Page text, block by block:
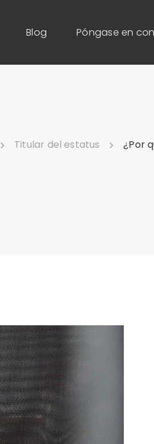
Blog Póngase en
Titular del estatus
¿Por